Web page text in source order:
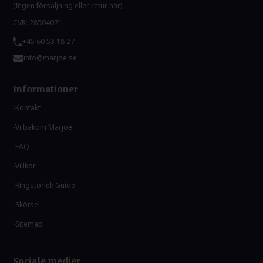
(Ingen försäljning eller retur här)
CVR: 28504071
+45 60 53 18 27
info@marjoe.se
Informationer
Kontakt
Vi bakom Marjoe
FAQ
Villkor
Ringstorlek Guide
Skötsel
Sitemap